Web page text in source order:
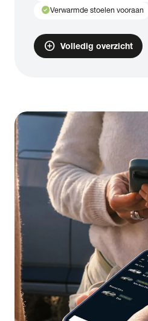
check_circleVerwarmde stoelen vooraan
add_circle Volledig overzicht